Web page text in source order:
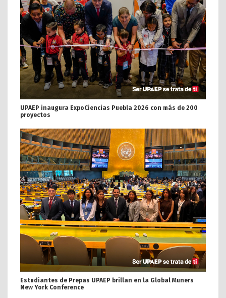
UPAEP inaugura ExpoCiencias Puebla 2026 con más de 200
proyectos
Estudiantes de Prepas UPAEP brillan en la Global Muners
New York Conference